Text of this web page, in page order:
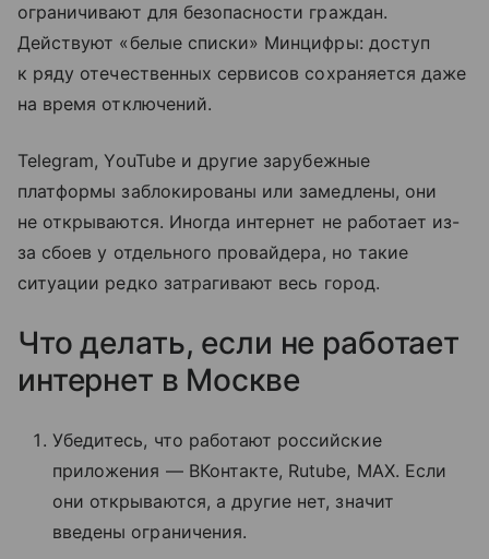
ограничивают для безопасности граждан.
Действуют «белые списки» Минцифры: доступ
к ряду отечественных сервисов сохраняется даже
на время отключений.
Telegram, YouTube и другие зарубежные
платформы заблокированы или замедлены, они
не открываются. Иногда интернет не работает из-
за сбоев у отдельного провайдера, но такие
ситуации редко затрагивают весь город.
Что делать, если не работает
интернет в Москве
Убедитесь, что работают российские
приложения — ВКонтакте, Rutube, MAX. Если
они открываются, а другие нет, значит
введены ограничения.